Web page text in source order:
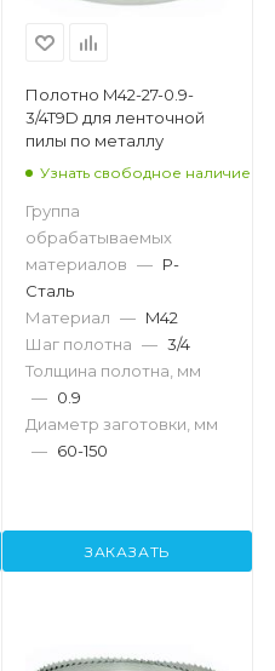
Полотно M42-27-0.9-
3/4T9D для ленточной
пилы по металлу
Узнать свободное наличие
Группа
обрабатываемых
материалов — P-
Сталь
Материал — M42
Шаг полотна — 3/4
Толщина полотна, мм
— 0.9
Диаметр заготовки, мм
— 60-150
ЗАКАЗАТЬ